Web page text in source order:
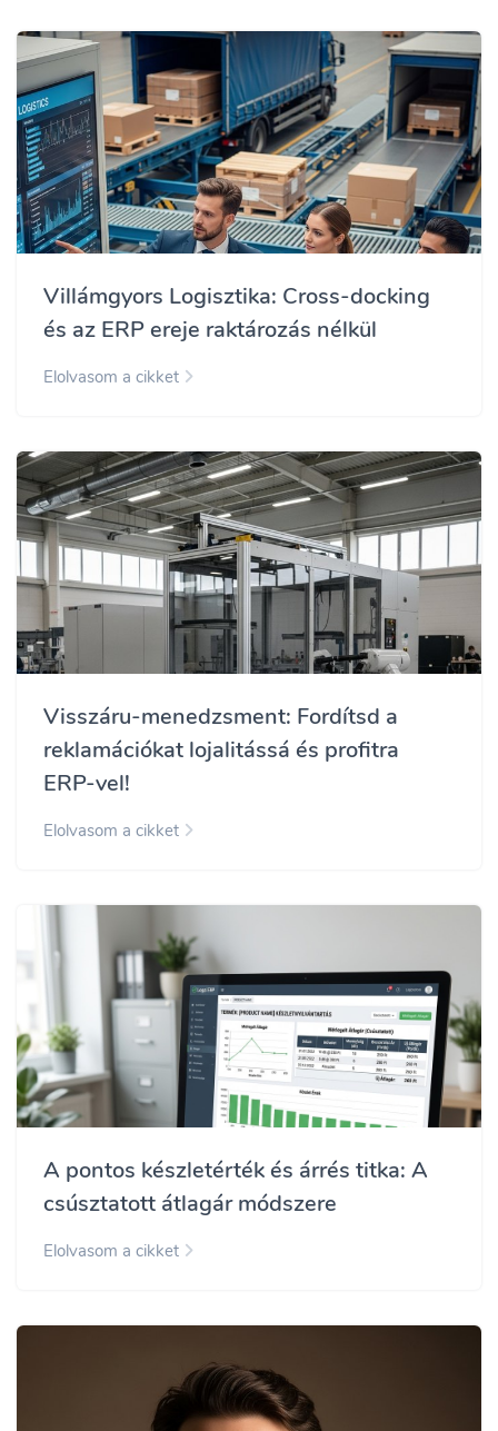
Villámgyors Logisztika: Cross-docking
és az ERP ereje raktározás nélkül
Elolvasom a cikket
Visszáru-menedzsment: Fordítsd a
reklamációkat lojalitássá és profitra
ERP-vel!
Elolvasom a cikket
A pontos készletérték és árrés titka: A
csúsztatott átlagár módszere
Elolvasom a cikket